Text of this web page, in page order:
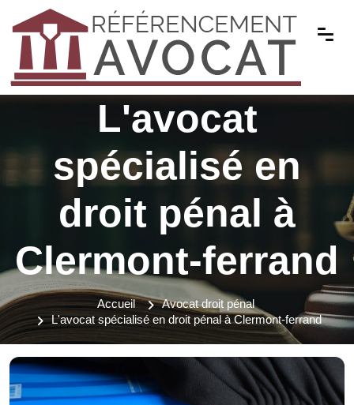
L'avocat
spécialisé en
droit pénal à
Clermont-ferrand
Accueil
Avocat droit pénal
L'avocat spécialisé en droit pénal à Clermont-ferrand